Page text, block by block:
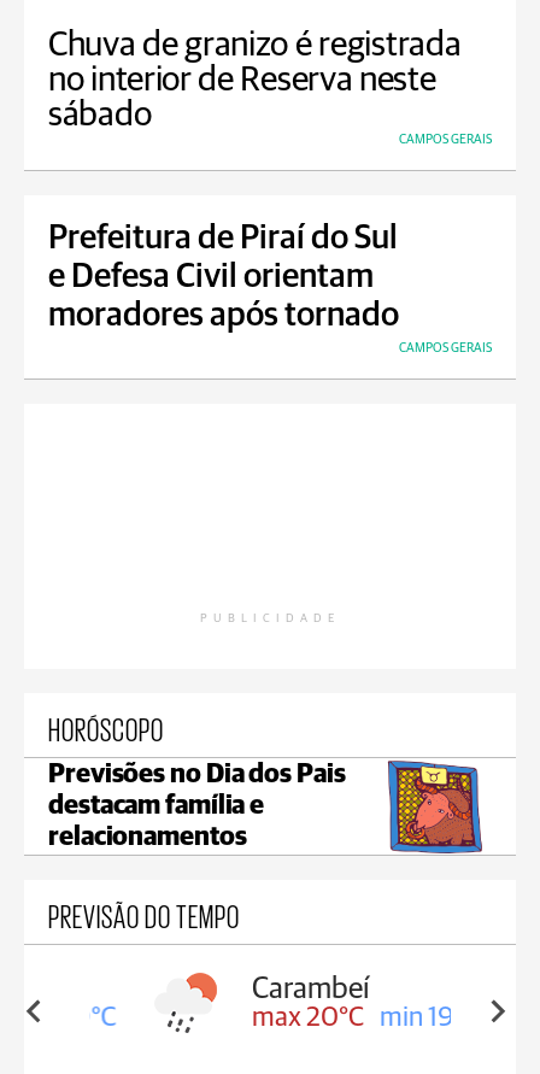
Chuva de granizo é registrada
no interior de Reserva neste
sábado
CAMPOS GERAIS
Prefeitura de Piraí do Sul
e Defesa Civil orientam
moradores após tornado
CAMPOS GERAIS
PUBLICIDADE
HORÓSCOPO
Previsões no Dia dos Pais
destacam família e
relacionamentos
PREVISÃO DO TEMPO
19°C
Carambeí
max 20°C min 19°C